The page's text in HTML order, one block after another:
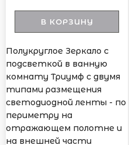
В КОРЗИНУ
Полукруглое Зеркало с
подсветкой в ванную
комнату Триумф с двумя
типами размещения
светодиодной ленты - по
периметру на
отражающем полотне и
на внешней части